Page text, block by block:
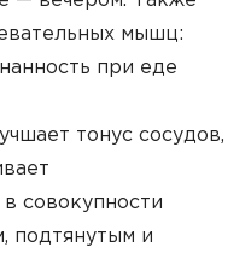
мышц:
при еде
тонус сосудов,
совокупности
подтянутым и